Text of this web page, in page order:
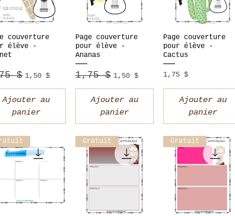
rapide
couverture
élève -
original
$ Prix promotionnel
1,50 $
Ajouter au
panier
Aperçu rapide
Page couverture
pour élève -
Ananas
Prix original
1,75 $ Prix promotionnel
1,50 $
Ajouter au
panier
Aperçu rapide
Page couverture
pour élève -
Cactus
Prix
1,75 $
Ajouter au
panier
Gratuit Gratuit